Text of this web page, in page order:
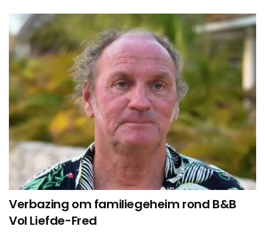
Verbazing om familiegeheim rond B&B
Vol Liefde-Fred